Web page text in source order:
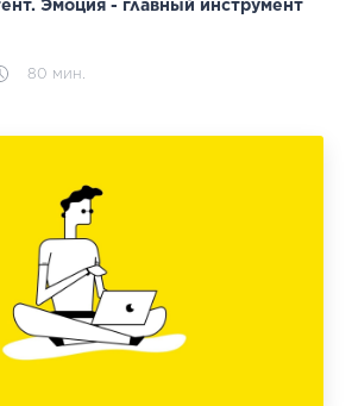
Эмоция - главный инструмент
80 мин.